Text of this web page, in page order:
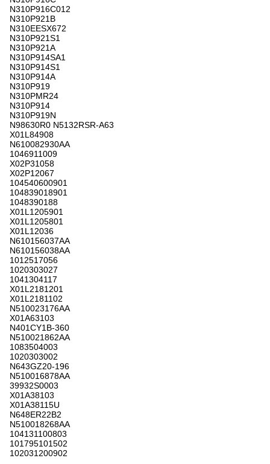
N310P916C012
N310P921B
N310EESX672
N310P921S1
N310P921A
N310P914SA1
N310P914S1
N310P914A
N310P919
N310PMR24
N310P914
N310P919N
N98630R0 N5132RSR-A63
X01L84908
N610082930AA
1046911009
X02P31058
X02P12067
104540600901
104839018901
1048390188
X01L1205901
X01L1205801
X01L12036
N610156037AA
N610156038AA
1012517056
1020303027
1041304117
X01L2181201
X01L2181102
N510023176AA
X01A63103
N401CY1B-360
N510021862AA
1083504003
1020303002
N643GZ20-196
N510016878AA
39932S0003
X01A38103
X01A38115U
N648ER22B2
N510018268AA
104131100803
101795101502
102031200902